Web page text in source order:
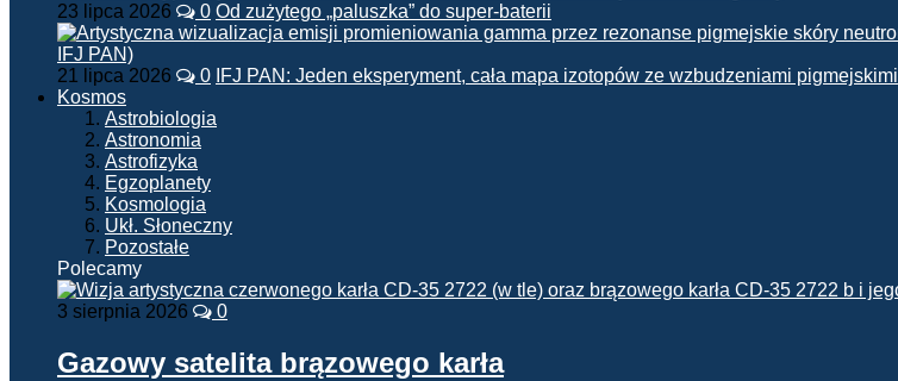
23 lipca 2026 0 Od zużytego „paluszka” do super-baterii
21 lipca 2026 0 IFJ PAN: Jeden eksperyment, cała mapa izotopów ze wzbudzeniami pigmejskimi
Kosmos
Astrobiologia
Astronomia
Astrofizyka
Egzoplanety
Kosmologia
Ukł. Słoneczny
Pozostałe
Polecamy
3 sierpnia 2026 0
Gazowy satelita brązowego karła